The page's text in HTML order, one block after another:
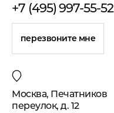
+7 (495) 997-55-52
перезвоните мне
Москва, Печатников
переулок, д. 12